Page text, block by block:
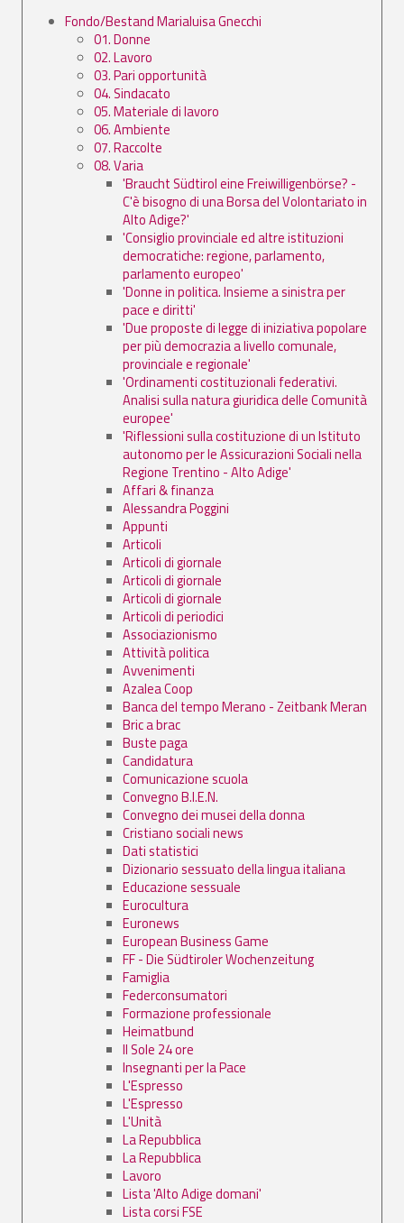
Fondo/Bestand Marialuisa Gnecchi
01. Donne
02. Lavoro
03. Pari opportunità
04. Sindacato
05. Materiale di lavoro
06. Ambiente
07. Raccolte
08. Varia
'Braucht Südtirol eine Freiwilligenbörse? -
C'è bisogno di una Borsa del Volontariato in
Alto Adige?'
'Consiglio provinciale ed altre istituzioni
democratiche: regione, parlamento,
parlamento europeo'
'Donne in politica. Insieme a sinistra per
pace e diritti'
'Due proposte di legge di iniziativa popolare
per più democrazia a livello comunale,
provinciale e regionale'
'Ordinamenti costituzionali federativi.
Analisi sulla natura giuridica delle Comunità
europee'
'Riflessioni sulla costituzione di un Istituto
autonomo per le Assicurazioni Sociali nella
Regione Trentino - Alto Adige'
Affari & finanza
Alessandra Poggini
Appunti
Articoli
Articoli di giornale
Articoli di giornale
Articoli di giornale
Articoli di periodici
Associazionismo
Attività politica
Avvenimenti
Azalea Coop
Banca del tempo Merano - Zeitbank Meran
Bric a brac
Buste paga
Candidatura
Comunicazione scuola
Convegno B.I.E.N.
Convegno dei musei della donna
Cristiano sociali news
Dati statistici
Dizionario sessuato della lingua italiana
Educazione sessuale
Eurocultura
Euronews
European Business Game
FF - Die Südtiroler Wochenzeitung
Famiglia
Federconsumatori
Formazione professionale
Heimatbund
Il Sole 24 ore
Insegnanti per la Pace
L'Espresso
L'Espresso
L'Unità
La Repubblica
La Repubblica
Lavoro
Lista 'Alto Adige domani'
Lista corsi FSE